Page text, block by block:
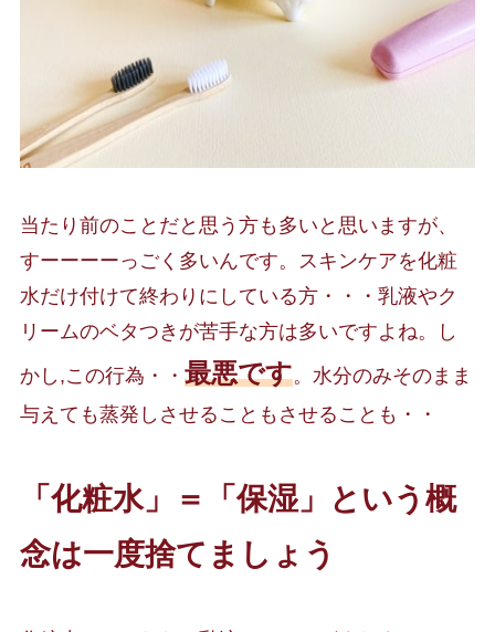
当たり前のことだと思う方も多いと思いますが、
すーーーーっごく多いんです。スキンケアを化粧
水だけ付けて終わりにしている方・・・乳液やク
リームのベタつきが苦手な方は多いですよね。し
かし,この行為・・ 最悪です。水分のみそのまま
与えても蒸発しさせることもさせることも・・
「化粧水」＝「保湿」という概
念は一度捨てましょう